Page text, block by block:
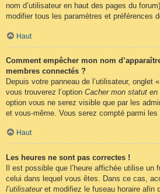
nom d’utilisateur en haut des pages du
modifier tous les paramètres et préférences
Haut
Comment empêcher mon nom
membres connectés ?
Depuis votre panneau de l’utilisateur, onglet
vous trouverez l’option Cacher mon statut en
option vous ne serez visible que par les
et vous-même. Vous serez compté parmi les
Haut
Les heures ne sont pas correctes !
Il est possible que l’heure affichée utilise un
celui dans lequel vous êtes. Dans ce cas,
l’utilisateuret modifiez le fuseau horaire afin